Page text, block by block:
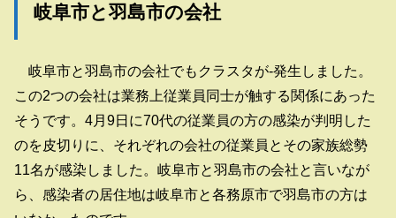
岐阜市と羽島市の会社
岐阜市と羽島市の会社でもクラスタが-発生しました。
この2つの会社は業務上従業員同士が触する関係にあった
そうです。4月9日に70代の従業員の方の感染が判明した
のを皮切りに、それぞれの会社の従業員とその家族総勢
11名が感染しました。岐阜市と羽島市の会社と言いなが
ら、感染者の居住地は岐阜市と各務原市で羽島市の方は